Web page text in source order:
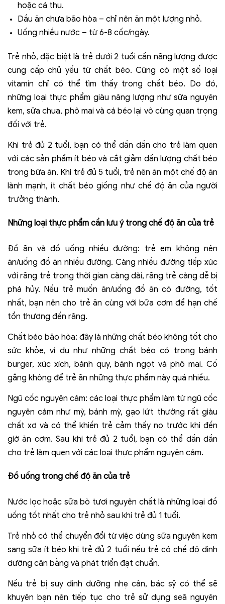
hoặc cá thu.
Dầu ăn chưa bão hòa – chỉ nên ăn một lượng nhỏ.
Uống nhiều nước – từ 6-8 cốc/ngày.
Trẻ nhỏ, đặc biệt là trẻ dưới 2 tuổi cần năng lượng được
cung cấp chủ yếu từ chất béo. Cũng có một số loại
vitamin chỉ có thể tìm thấy trong chất béo. Do đó,
những loại thực phẩm giàu năng lượng như sữa nguyên
kem, sữa chua, phô mai và cá béo lại vô cùng quan trọng
đối với trẻ.
Khi trẻ đủ 2 tuổi, bạn có thể dần dần cho trẻ làm quen
với các sản phẩm ít béo và cắt giảm dần lượng chất béo
trong bữa ăn. Khi trẻ đủ 5 tuổi, trẻ nên ăn một chế độ ăn
lành mạnh, ít chất béo giống như chế độ ăn của người
trưởng thành.
Những loại thực phẩm cần lưu ý trong chế độ ăn của trẻ
Đồ ăn và đồ uống nhiều đường: trẻ em không nên
ăn/uống đồ ăn nhiều đường. Càng nhiều đường tiếp xúc
với răng trẻ trong thời gian càng dài, răng trẻ càng dễ bị
phá hủy. Nếu trẻ muốn ăn/uống đồ ăn có đường, tốt
nhất, bạn nên cho trẻ ăn cùng với bữa cơm để hạn chế
tổn thương đến răng.
Chất béo bão hòa: đây là những chất béo không tốt cho
sức khỏe, ví dụ như những chất béo có trong bánh
burger, xúc xích, bánh quy, bánh ngọt và phô mai. Cố
gắng không để trẻ ăn những thực phẩm này quá nhiều.
Ngũ cốc nguyên cám: các loại thực phẩm làm từ ngũ cốc
nguyên cám như mỳ, bánh mỳ, gạo lứt thường rất giàu
chất xơ và có thể khiến trẻ cảm thấy no trước khi đến
giờ ăn cơm. Sau khi trẻ đủ 2 tuổi, bạn có thể dần dần
cho trẻ làm quen với các loại thực phẩm nguyên cám.
Đồ uống trong chế độ ăn của trẻ
Nước lọc hoặc sữa bò tươi nguyên chất là những loại đồ
uống tốt nhất cho trẻ nhỏ sau khi trẻ đủ 1 tuổi.
Trẻ nhỏ có thể chuyển đổi từ việc dùng sữa nguyên kem
sang sữa ít béo khi trẻ đủ 2 tuổi nếu trẻ có chế độ dinh
dưỡng cân bằng và phát triển đạt chuẩn.
Nếu trẻ bị suy dinh dưỡng nhẹ cân, bác sỹ có thể sẽ
khuyên bạn nên tiếp tục cho trẻ sử dụng seã nguyên